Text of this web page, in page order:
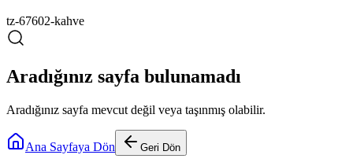
tz-67602-kahve
Aradığınız sayfa bulunamadı
Aradığınız sayfa mevcut değil veya taşınmış olabilir.
Ana Sayfaya Dön Geri Dön